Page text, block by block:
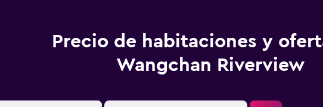
Precio de habitaciones y
Wangchan Riverview